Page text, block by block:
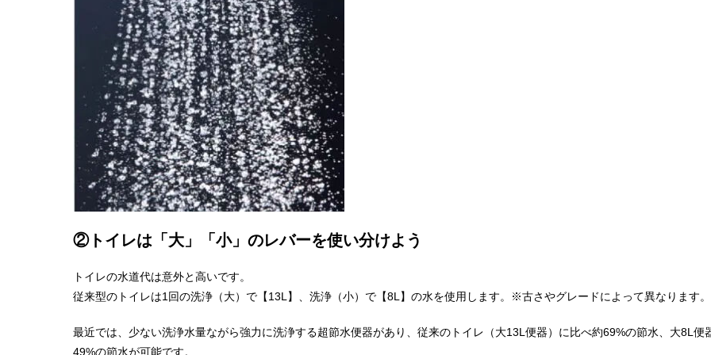
②トイレは「大」「小」のレバーを使い分けよう
トイレの水道代は意外と高いです。
従来型のトイレは1回の洗浄（大）で【13L】、洗浄（小）で【8L】の水を使用します。※古さやグレードによって異なります。
最近では、少ない洗浄水量ながら強力に洗浄する超節水便器があり、従来のトイレ（大13L便器）に比べ約69%の節水、大8L便
49%の節水が可能です。